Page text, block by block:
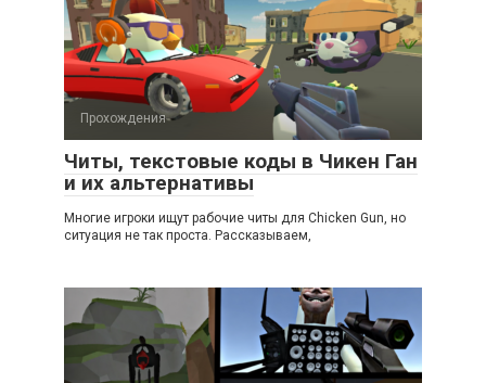
Прохождения
Читы, текстовые коды в Чикен Ган
и их альтернативы
Многие игроки ищут рабочие читы для Chicken Gun, но
ситуация не так проста. Рассказываем,